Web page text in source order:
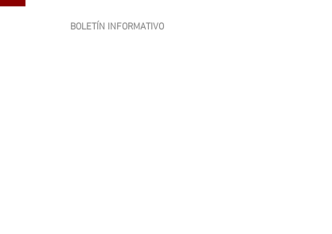
BOLETÍN INFORMATIVO